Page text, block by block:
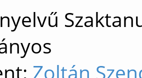
Zoltán